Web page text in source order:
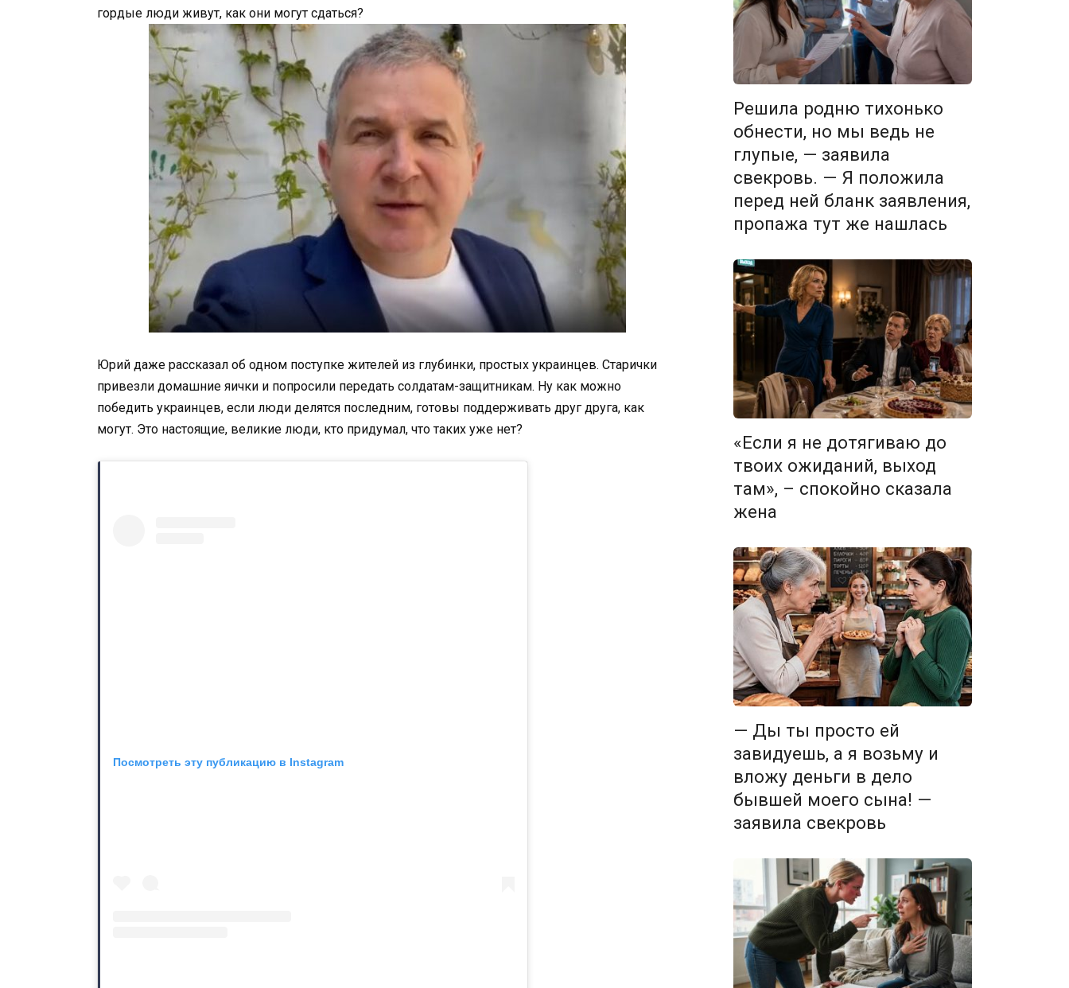
гордые люди живут, как они могут сдаться?
Юрий даже рассказал об одном поступке жителей из глубинки, простых украинцев. Старички
привезли домашние яички и попросили передать солдатам-защитникам. Ну как можно
победить украинцев, если люди делятся последним, готовы поддерживать друг друга, как
могут. Это настоящие, великие люди, кто придумал, что таких уже нет?
Посмотреть эту публикацию в Instagram
Решила родню тихонько
обнести, но мы ведь не
глупые, — заявила
свекровь. — Я положила
перед ней бланк заявления,
пропажа тут же нашлась
«Если я не дотягиваю до
твоих ожиданий, выход
там», – спокойно сказала
жена
— Ды ты просто ей
завидуешь, а я возьму и
вложу деньги в дело
бывшей моего сына! —
заявила свекровь